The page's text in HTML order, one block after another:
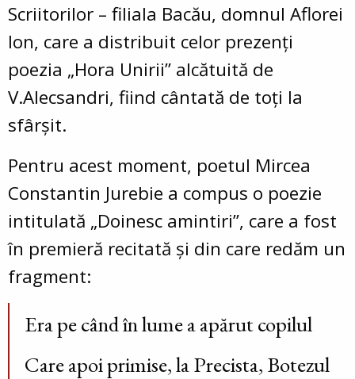
Scriitorilor – filiala Bacău, domnul Aflorei
Ion, care a distribuit celor prezenți
poezia „Hora Unirii” alcătuită de
V.Alecsandri, fiind cântată de toți la
sfârșit.
Pentru acest moment, poetul Mircea
Constantin Jurebie a compus o poezie
intitulată „Doinesc amintiri”, care a fost
în premieră recitată și din care redăm un
fragment:
Era pe când în lume a apărut copilul
Care apoi primise, la Precista, Botezul